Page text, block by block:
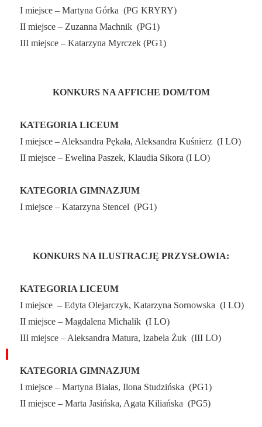
I miejsce – Martyna Górka (PG KRYRY)
II miejsce – Zuzanna Machnik (PG1)
III miejsce – Katarzyna Myrczek (PG1)
KONKURS NA AFFICHE DOM/TOM
KATEGORIA LICEUM
I miejsce – Aleksandra Pękała, Aleksandra Kuśnierz (I LO)
II miejsce – Ewelina Paszek, Klaudia Sikora (I LO)
KATEGORIA GIMNAZJUM
I miejsce – Katarzyna Stencel (PG1)
KONKURS NA ILUSTRACJĘ PRZYSŁOWIA:
KATEGORIA LICEUM
I miejsce – Edyta Olejarczyk, Katarzyna Sornowska (I LO)
II miejsce – Magdalena Michalik (I LO)
III miejsce – Aleksandra Matura, Izabela Żuk (III LO)
KATEGORIA GIMNAZJUM
I miejsce – Martyna Białas, Ilona Studzińska (PG1)
II miejsce – Marta Jasińska, Agata Kiliańska (PG5)